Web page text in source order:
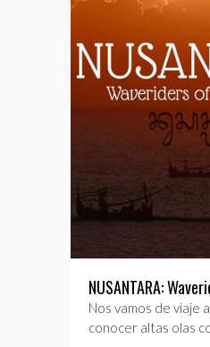
NUSANTARA:
Nos vamos de viaje
conocer altas olas